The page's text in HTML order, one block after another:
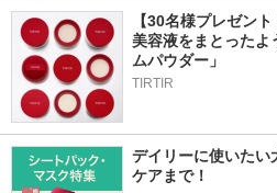
【30名様プレゼン
美容液をまとったよ
ムパウダー」
TIRTIR
デイリーに使いたい
ケアまで！